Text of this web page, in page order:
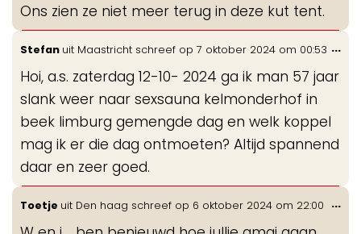
Ons zien ze niet meer terug in deze kut tent.
Stefan uit Maastricht schreef op 7 oktober 2024 om 00:53
Hoi, a.s. zaterdag 12-10- 2024 ga ik man 57 jaar
slank weer naar sexsauna kelmonderhof in
beek limburg gemengde dag en welk koppel
mag ik er die dag ontmoeten? Altijd spannend
daar en zeer goed.
...
Toetje uit Den haag schreef op 6 oktober 2024 om 22:00 ...